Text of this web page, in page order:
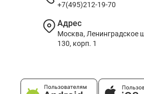
+7(495)212-19-70
Адрес
Москва, Ленинградское
130, корп. 1